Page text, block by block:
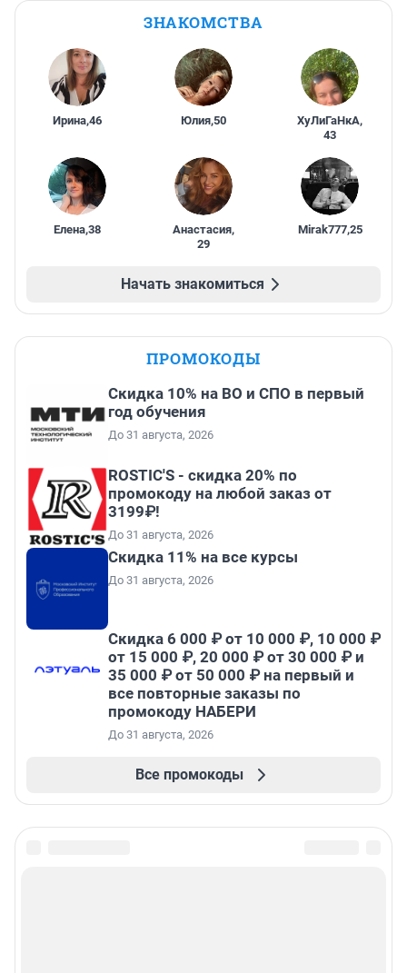
ЗНАКОМСТВА
Ирина,46 Юлия,50 ХуЛиГаНкА,
43
Елена,38 Анастасия,
29
Mirak777,25
Начать знакомиться
ПРОМОКОДЫ
Скидка 10% на ВО и СПО в первый
год обучения
До 31 августа, 2026
ROSTIC'S - скидка 20% по
промокоду на любой заказ от
3199₽!
До 31 августа, 2026
Скидка 11% на все курсы
До 31 августа, 2026
Скидка 6 000 ₽ от 10 000 ₽, 10 000 ₽
от 15 000 ₽, 20 000 ₽ от 30 000 ₽ и
35 000 ₽ от 50 000 ₽ на первый и
все повторные заказы по
промокоду НАБЕРИ
До 31 августа, 2026
Все промокоды